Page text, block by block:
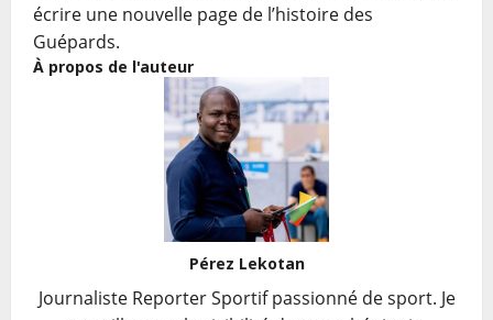
écrire une nouvelle page de l’histoire des
Guépards.
À propos de l'auteur
Pérez Lekotan
Journaliste Reporter Sportif passionné de sport. Je